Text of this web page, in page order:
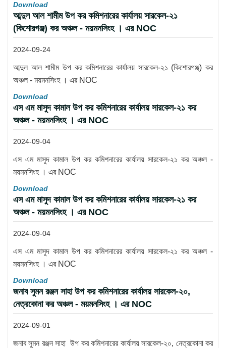
Download
আব্দুল আল শামীম উপ কর কমিশনারের কার্যালয় সারকেল-২১
(কিশোরগঞ্জ) কর অঞ্চল - ময়মনসিংহ । এর NOC
2024-09-24
আব্দুল আল শামীম উপ কর কমিশনারের কার্যালয় সারকেল-২১ (কিশোরগঞ্জ) কর
অঞ্চল - ময়মনসিংহ । এর NOC
Download
এস এম মাসুদ কামাল উপ কর কমিশনারের কার্যালয় সারকেল-২১ কর
অঞ্চল - ময়মনসিংহ । এর NOC
2024-09-04
এস এম মাসুদ কামাল উপ কর কমিশনারের কার্যালয় সারকেল-২১ কর অঞ্চল -
ময়মনসিংহ । এর NOC
Download
এস এম মাসুদ কামাল উপ কর কমিশনারের কার্যালয় সারকেল-২১ কর
অঞ্চল - ময়মনসিংহ । এর NOC
2024-09-04
এস এম মাসুদ কামাল উপ কর কমিশনারের কার্যালয় সারকেল-২১ কর অঞ্চল -
ময়মনসিংহ । এর NOC
Download
জনাব সুমন রঞ্জন সাহা উপ কর কমিশনারের কার্যালয় সারকেল-২০,
নেত্রকোনা কর অঞ্চল - ময়মনসিংহ । এর NOC
2024-09-01
জনাব সুমন রঞ্জন সাহা উপ কর কমিশনারের কার্যালয় সারকেল-২০, নেত্রকোনা কর